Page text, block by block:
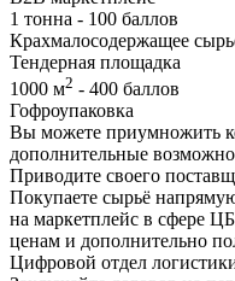
1 тонна - 100 баллов
Крахмалосодержащее
Тендерная площадка
1000 м2 - 400 баллов
Гофроупаковка
Вы можете приумножить
дополнительные
Приводите своего
Покупаете сырьё
на маркетплейс в сфере
ценам и дополнительно
Цифровой отдел